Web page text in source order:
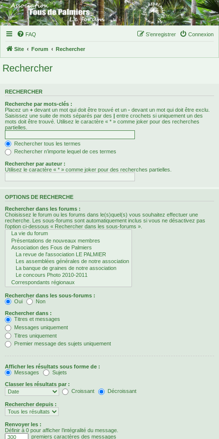
FAQ Connexion
S’enregistrer
Site Forum Rechercher
Rechercher
RECHERCHER
Recherche par mots-clés :
Placez un + devant un mot qui doit être trouvé et un - devant un mot qui doit être exclu.
Saisissez une suite de mots séparés par des | entre crochets si uniquement un des
mots doit être trouvé. Utilisez le caractère « * » comme joker pour des recherches
partielles.
Rechercher tous les termes
Rechercher n’importe lequel de ces termes
Rechercher par auteur :
Utilisez le caractère « * » comme joker pour des recherches partielles.
OPTIONS DE RECHERCHE
Rechercher dans les forums :
Choisissez le forum ou les forums dans le(s)quel(s) vous souhaitez effectuer une
recherche. Les sous-forums sont automatiquement inclus si vous ne désactivez pas
l’option ci-dessous « Rechercher dans les sous-forums ».
Rechercher dans les sous-forums :
Oui
Non
Rechercher dans :
Titres et messages
Messages uniquement
Titres uniquement
Premier message des sujets uniquement
Afficher les résultats sous forme de :
Messages
Sujets
Classer les résultats par :
Croissant
Décroissant
Rechercher depuis :
Renvoyer les :
Définir à 0 pour afficher l’intégralité du message.
premiers caractères des messages